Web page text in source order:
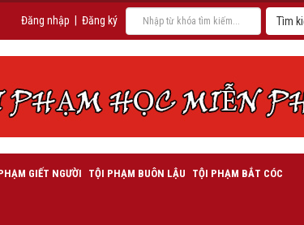
Đăng nhập Đăng ký
GIẾT NGƯỜI TỘI PHẠM BUÔN LẬU TỘI PHẠM BẮT CÓC